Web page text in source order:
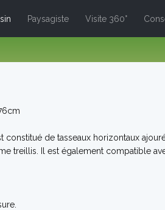
Paysagiste Visite 360°
constitué de tasseaux horizontaux
treillis. Il est également compatible